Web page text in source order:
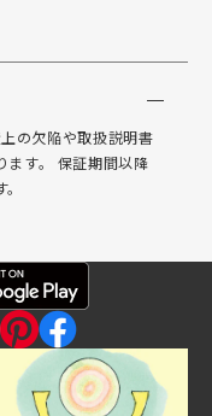
の欠陥や取扱説明書
ます。 保証期間以降